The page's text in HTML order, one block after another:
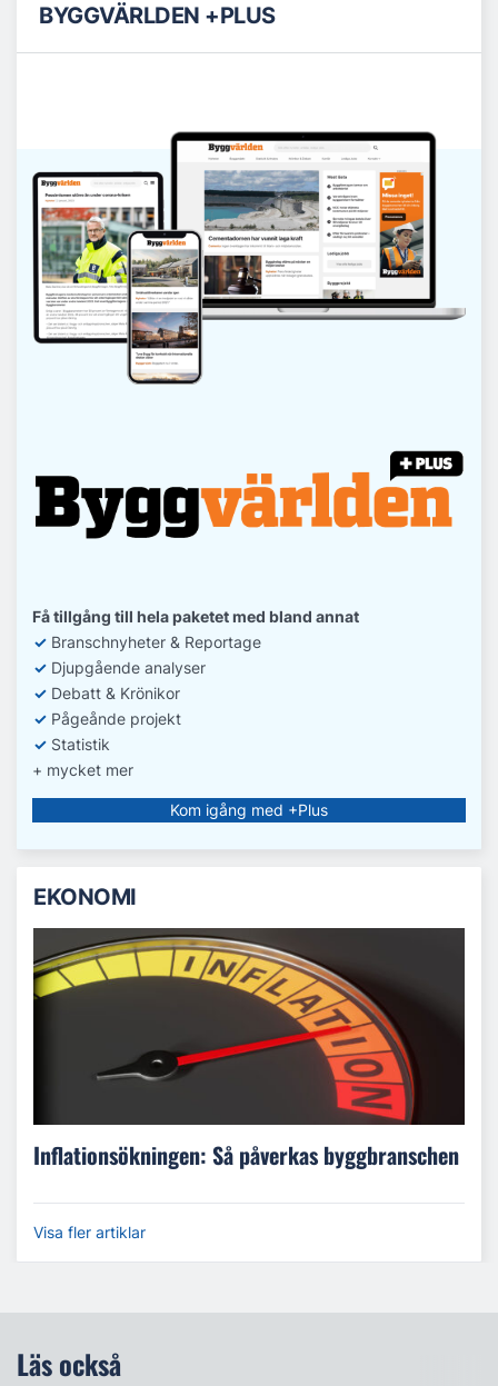
BYGGVÄRLDEN +PLUS
Få tillgång till hela paketet med bland annat
✓ Branschnyheter & Reportage
✓ Djupgående analyser
✓ Debatt & Krönikor
✓ Pågeånde projekt
✓ Statistik
+ mycket mer
Kom igång med +Plus
EKONOMI
Inflationsökningen: Så påverkas byggbranschen
Visa fler artiklar
Läs också